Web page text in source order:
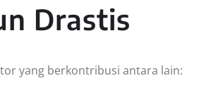
Drastis
yang berkontribusi antara lain: